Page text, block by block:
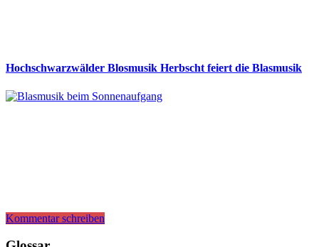
Hochschwarzwälder Blosmusik Herbscht feiert die Blasmusik
Kommentar schreiben